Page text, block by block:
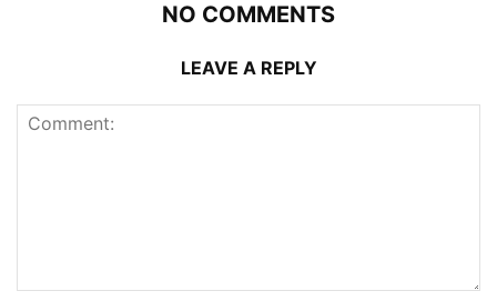
NO COMMENTS
LEAVE A REPLY